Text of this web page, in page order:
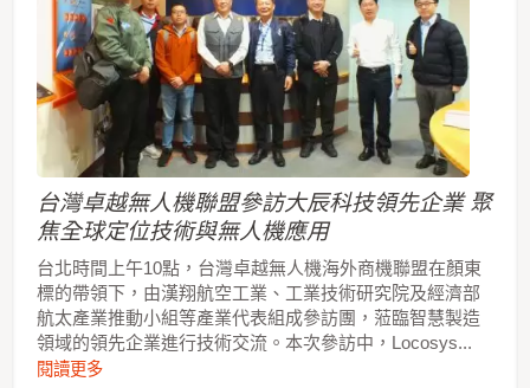
台灣卓越無人機聯盟參訪大辰科技領先企業 聚
焦全球定位技術與無人機應用
台北時間上午10點，台灣卓越無人機海外商機聯盟在顏東
標的帶領下，由漢翔航空工業、工業技術研究院及經濟部
航太產業推動小組等產業代表組成參訪團，蒞臨智慧製造
領域的領先企業進行技術交流。本次參訪中，Locosys...
閱讀更多